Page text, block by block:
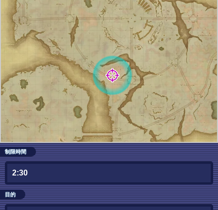
制限時間
2:30
目的